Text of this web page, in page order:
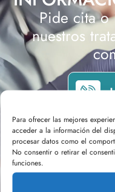
Para ofrecer las mejores
acceder a la información del
procesar datos como el
No consentir o retirar el
funciones.
Pide cita o
nuestros